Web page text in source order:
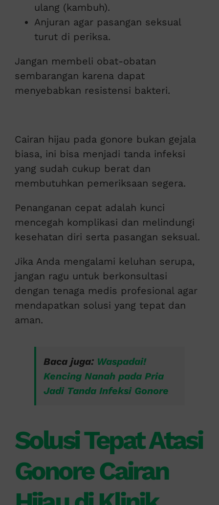
ulang (kambuh).
Anjuran agar pasangan seksual
turut di periksa.
Jangan membeli obat-obatan
sembarangan karena dapat
menyebabkan resistensi bakteri.
Cairan hijau pada gonore bukan gejala
biasa, ini bisa menjadi tanda infeksi
yang sudah cukup berat dan
membutuhkan pemeriksaan segera.
Penanganan cepat adalah kunci
mencegah komplikasi dan melindungi
kesehatan diri serta pasangan seksual.
Jika Anda mengalami keluhan serupa,
jangan ragu untuk berkonsultasi
dengan tenaga medis profesional agar
mendapatkan solusi yang tepat dan
aman.
Baca juga: Waspadai!
Kencing Nanah pada Pria
Jadi Tanda Infeksi Gonore
Solusi Tepat Atasi
Gonore Cairan